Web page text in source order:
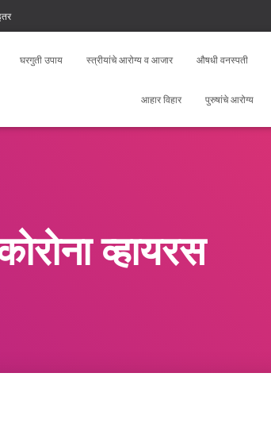
घरगुती उपाय स्त्रीयांचे आरोग्य व आजार औषधी वनस्पती
आहार विहार पुरुषांचे आरोग्य
व्हायरस